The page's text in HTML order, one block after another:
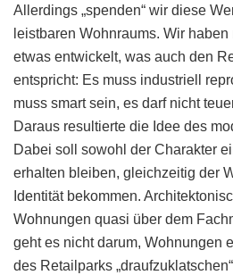
Allerdings „spenden“ wir diese
leistbaren Wohnraums. Wir
etwas entwickelt, was auch den
entspricht: Es muss industriell
muss smart sein, es darf nicht
Daraus resultierte die Idee des
Dabei soll sowohl der Charakter
erhalten bleiben, gleichzeitig der
Identität bekommen.
Wohnungen quasi über dem
geht es nicht darum, Wohnungen
des Retailparks